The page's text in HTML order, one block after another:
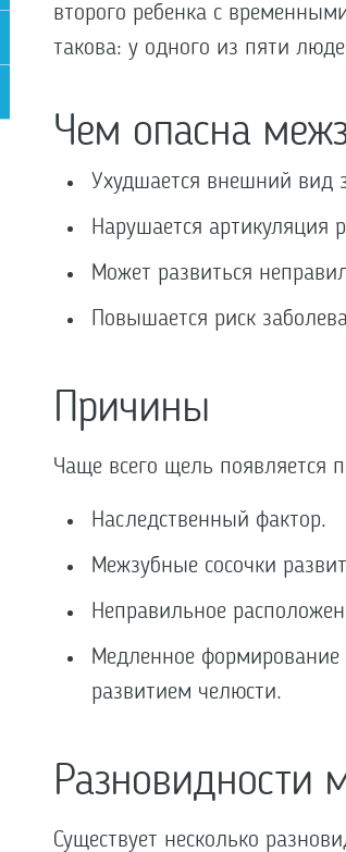
второго ребенка с
такова: у одного из пяти
Чем опасна
Ухудшается внешний вид
Нарушается артикуляция
Может развиться
Повышается риск
Причины
Чаще всего щель
Наследственный фактор.
Межзубные сосочки
Неправильное
Медленное формирование
развитием челюсти.
Разновидности
Существует несколько